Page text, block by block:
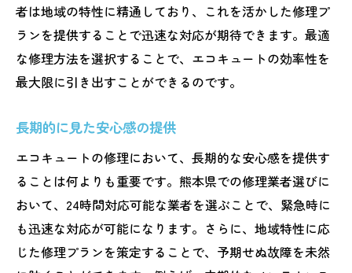
者は地域の特性に精通しており、これを活かした修理プ
ランを提供することで迅速な対応が期待できます。最適
な修理方法を選択することで、エコキュートの効率性を
最大限に引き出すことができるのです。
長期的に見た安心感の提供
エコキュートの修理において、長期的な安心感を提供す
ることは何よりも重要です。熊本県での修理業者選びに
おいて、24時間対応可能な業者を選ぶことで、緊急時に
も迅速な対応が可能になります。さらに、地域特性に応
じた修理プランを策定することで、予期せぬ故障を未然